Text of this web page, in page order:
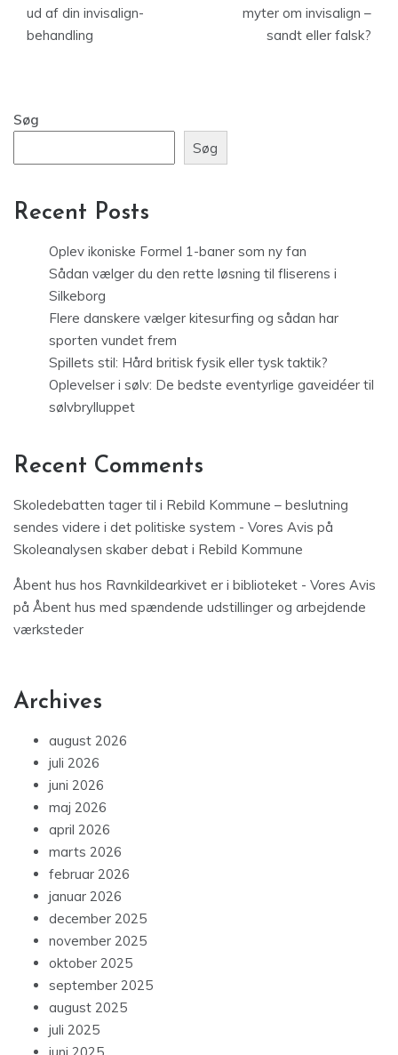
ud af din invisalign-
behandling
myter om invisalign –
sandt eller falsk?
Søg
Søg
Recent Posts
Oplev ikoniske Formel 1-baner som ny fan
Sådan vælger du den rette løsning til fliserens i
Silkeborg
Flere danskere vælger kitesurfing og sådan har
sporten vundet frem
Spillets stil: Hård britisk fysik eller tysk taktik?
Oplevelser i sølv: De bedste eventyrlige gaveidéer til
sølvbrylluppet
Recent Comments
Skoledebatten tager til i Rebild Kommune – beslutning
sendes videre i det politiske system - Vores Avis på
Skoleanalysen skaber debat i Rebild Kommune
Åbent hus hos Ravnkildearkivet er i biblioteket - Vores Avis
på Åbent hus med spændende udstillinger og arbejdende
værksteder
Archives
august 2026
juli 2026
juni 2026
maj 2026
april 2026
marts 2026
februar 2026
januar 2026
december 2025
november 2025
oktober 2025
september 2025
august 2025
juli 2025